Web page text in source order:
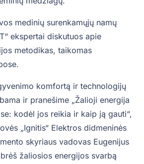
medinių surenkamųjų namų
ekspertai diskutuos apie
metodikas, taikomas
komfortą ir technologijų
ir pranešime „Žalioji energija
kodėl jos reikia ir kaip ją gauti“,
„Ignitis“ Elektros didmeninės
skyriaus vadovas Eugenijus
žaliosios energijos svarbą